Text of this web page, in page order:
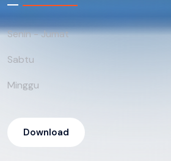
Senin - Jumat
Sabtu
Minggu
Download